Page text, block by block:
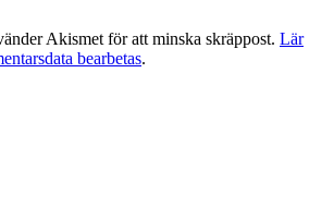
Akismet för att minska skräppost. Lär
bearbetas.